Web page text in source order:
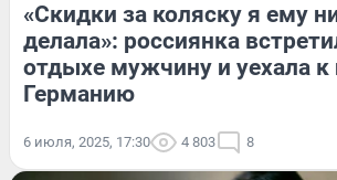
«Скидки за коляску я ему
делала»: россиянка
отдыхе мужчину и уехала к
Германию
6 июля, 2025, 17:30 4 803 8